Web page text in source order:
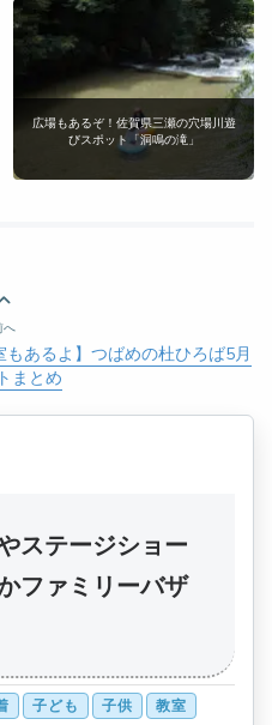
広場もあるぞ！佐賀県三瀬の穴場川遊
びスポット「洞鳴の滝」
へ
もあるよ】つばめの杜ひろば5月
まとめ
ステージショー
ファミリーバザ
子ども 子供
教室